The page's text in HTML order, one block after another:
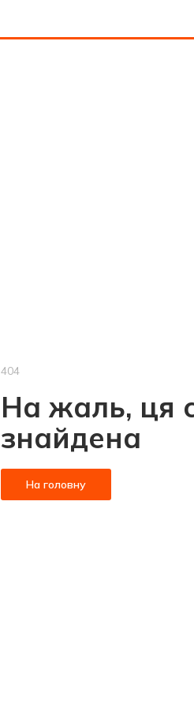
404
На жаль, ця
знайдена
На головну